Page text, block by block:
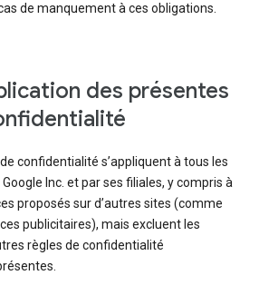
de manquement à ces obligations.
des présentes
confidentialité s’appliquent à tous les
Inc. et par ses filiales, y compris à
proposés sur d’autres sites (comme
publicitaires), mais excluent les
règles de confidentialité